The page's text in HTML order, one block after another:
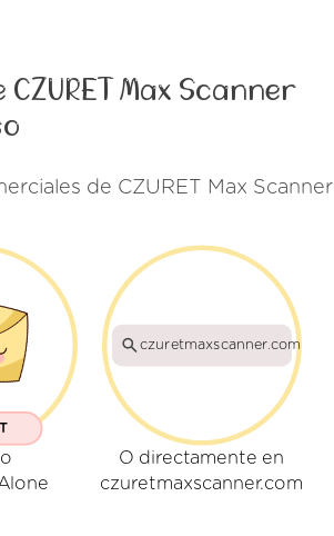
Max Scanner
de CZURET Max Scanner
czuretmaxscanner.com
O directamente en
czuretmaxscanner.com